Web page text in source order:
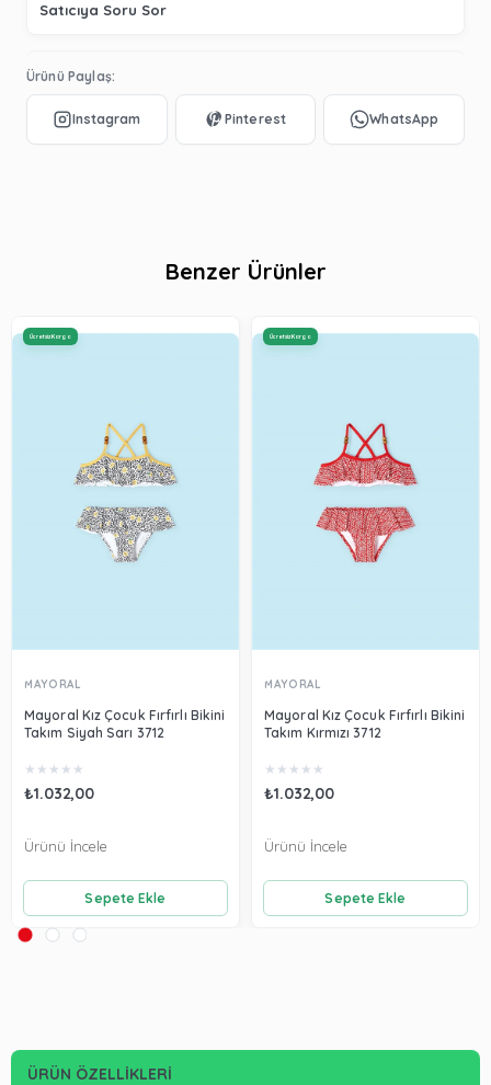
Satıcıya Soru Sor
Ürünü Paylaş:
Benzer Ürünler
MAYORAL
Mayoral Kız Çocuk Fırfırlı Bikini
Takım Siyah Sarı 3712
★ ★ ★ ★ ★
₺1.032,00
Sepete Ekle
Ürünü İncele
Ücretsiz Kargo
MAYORAL
Mayoral Kız Çocuk Fırfırlı Bikini
Takım Kırmızı 3712
★ ★ ★ ★ ★
₺1.032,00
Sepete Ekle
Ürünü İncele
Ücretsiz Kargo
ÜRÜN ÖZELLIKLERI